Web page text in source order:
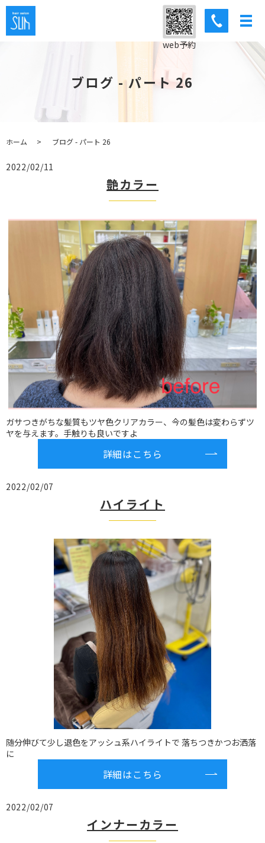
web予約
ブログ - パート 26
ホーム ブログ - パート 26
2022/02/11
艶カラー
ガサつきがちな髪質もツヤ色クリアカラー、今の髪色は変わらずツ
ヤを与えます。手触りも良いですよ
詳細はこちら
2022/02/07
ハイライト
随分伸びて少し退色をアッシュ系ハイライトで 落ちつきかつお洒落
に
詳細はこちら
2022/02/07
インナーカラー